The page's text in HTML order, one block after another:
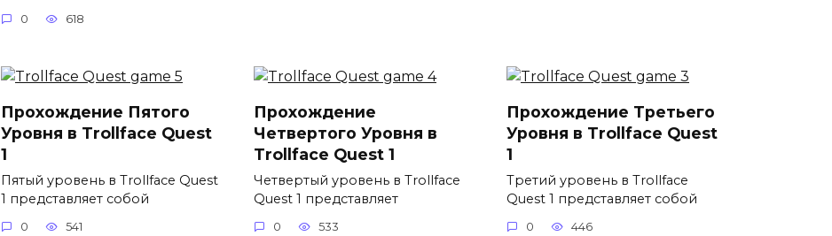
0 618
Прохождение Пятого
Уровня в Trollface Quest
1
Пятый уровень в Trollface Quest
1 представляет собой
0 541
Прохождение
Четвертого Уровня в
Trollface Quest 1
Четвертый уровень в Trollface
Quest 1 представляет
0 533
Прохождение Третьего
Уровня в Trollface Quest
1
Третий уровень в Trollface
Quest 1 представляет собой
0 446